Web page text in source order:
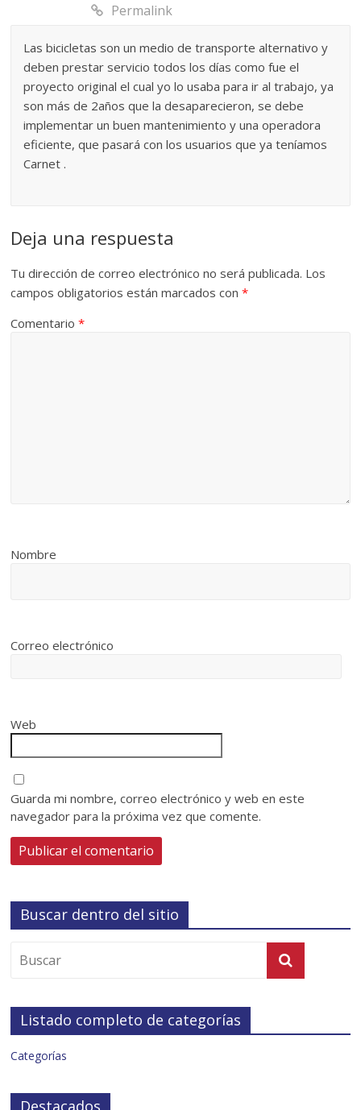
Permalink
Las bicicletas son un medio de transporte alternativo y
deben prestar servicio todos los días como fue el
proyecto original el cual yo lo usaba para ir al trabajo, ya
son más de 2años que la desaparecieron, se debe
implementar un buen mantenimiento y una operadora
eficiente, que pasará con los usuarios que ya teníamos
Carnet .
Deja una respuesta
Tu dirección de correo electrónico no será publicada. Los
campos obligatorios están marcados con*
Comentario*
Nombre
Correo electrónico
Web
Guarda mi nombre, correo electrónico y web en este
navegador para la próxima vez que comente.
Buscar dentro del sitio
Listado completo de categorías
Categorías
Destacados